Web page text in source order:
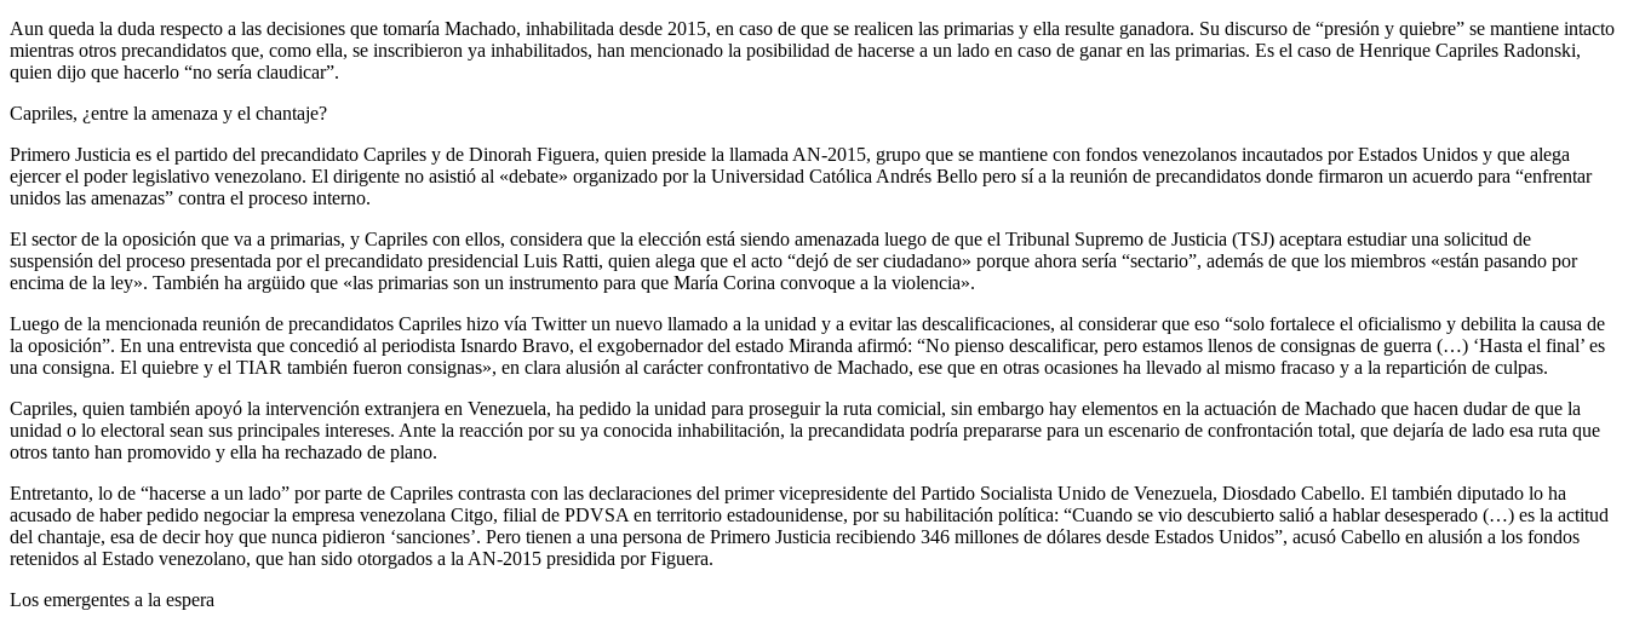
Aun queda la duda respecto a las decisiones que tomaría Machado, inhabilitada desde 2015, en caso de que se realicen las primarias y ella resulte ganadora. Su discurso de “presión y quiebre” se mantiene intacto
mientras otros precandidatos que, como ella, se inscribieron ya inhabilitados, han mencionado la posibilidad de hacerse a un lado en caso de ganar en las primarias. Es el caso de Henrique Capriles Radonski,
quien dijo que hacerlo “no sería claudicar”.
Capriles, ¿entre la amenaza y el chantaje?
Primero Justicia es el partido del precandidato Capriles y de Dinorah Figuera, quien preside la llamada AN-2015, grupo que se mantiene con fondos venezolanos incautados por Estados Unidos y que alega
ejercer el poder legislativo venezolano. El dirigente no asistió al «debate» organizado por la Universidad Católica Andrés Bello pero sí a la reunión de precandidatos donde firmaron un acuerdo para “enfrentar
unidos las amenazas” contra el proceso interno.
El sector de la oposición que va a primarias, y Capriles con ellos, considera que la elección está siendo amenazada luego de que el Tribunal Supremo de Justicia (TSJ) aceptara estudiar una solicitud de
suspensión del proceso presentada por el precandidato presidencial Luis Ratti, quien alega que el acto “dejó de ser ciudadano» porque ahora sería “sectario”, además de que los miembros «están pasando por
encima de la ley». También ha argüido que «las primarias son un instrumento para que María Corina convoque a la violencia».
Luego de la mencionada reunión de precandidatos Capriles hizo vía Twitter un nuevo llamado a la unidad y a evitar las descalificaciones, al considerar que eso “solo fortalece el oficialismo y debilita la causa de
la oposición”. En una entrevista que concedió al periodista Isnardo Bravo, el exgobernador del estado Miranda afirmó: “No pienso descalificar, pero estamos llenos de consignas de guerra (…) ‘Hasta el final’ es
una consigna. El quiebre y el TIAR también fueron consignas», en clara alusión al carácter confrontativo de Machado, ese que en otras ocasiones ha llevado al mismo fracaso y a la repartición de culpas.
Capriles, quien también apoyó la intervención extranjera en Venezuela, ha pedido la unidad para proseguir la ruta comicial, sin embargo hay elementos en la actuación de Machado que hacen dudar de que la
unidad o lo electoral sean sus principales intereses. Ante la reacción por su ya conocida inhabilitación, la precandidata podría prepararse para un escenario de confrontación total, que dejaría de lado esa ruta que
otros tanto han promovido y ella ha rechazado de plano.
Entretanto, lo de “hacerse a un lado” por parte de Capriles contrasta con las declaraciones del primer vicepresidente del Partido Socialista Unido de Venezuela, Diosdado Cabello. El también diputado lo ha
acusado de haber pedido negociar la empresa venezolana Citgo, filial de PDVSA en territorio estadounidense, por su habilitación política: “Cuando se vio descubierto salió a hablar desesperado (…) es la actitud
del chantaje, esa de decir hoy que nunca pidieron ‘sanciones’. Pero tienen a una persona de Primero Justicia recibiendo 346 millones de dólares desde Estados Unidos”, acusó Cabello en alusión a los fondos
retenidos al Estado venezolano, que han sido otorgados a la AN-2015 presidida por Figuera.
Los emergentes a la espera